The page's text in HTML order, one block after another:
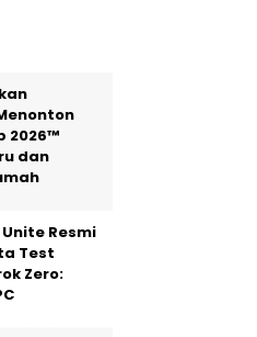
2026™
dan
Resmi
Test
Zero: